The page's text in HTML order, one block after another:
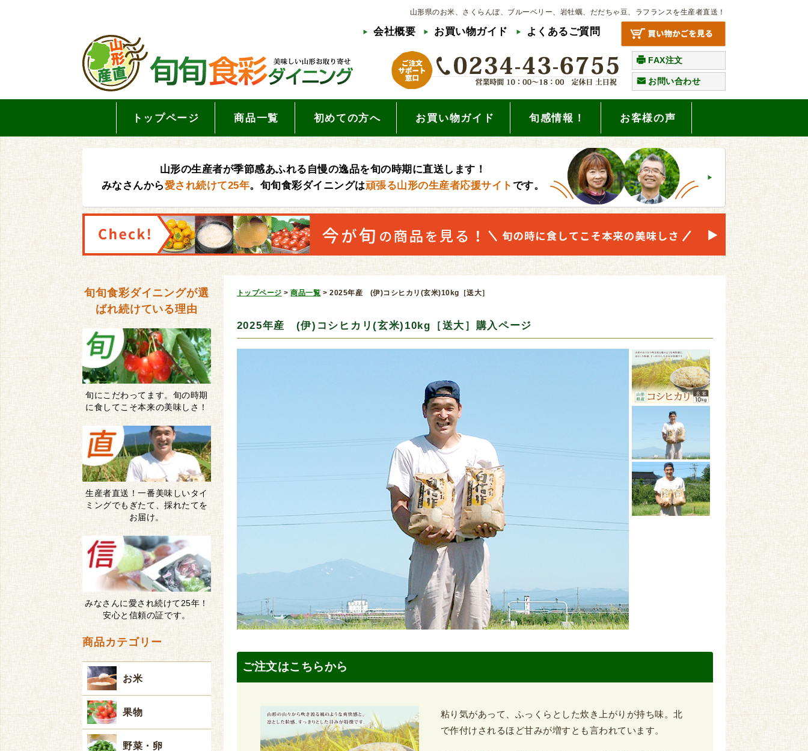
山形県のお米、さくらんぼ、ブルーベリー、岩牡蠣、だだちゃ豆、ラフランスを生産者直送！
会社概要 お買い物ガイド よくあるご質問
FAX注文
お問い合わせ
トップページ 商品一覧 初めての方へ お買い物ガイド 旬感情報！ お客様の声
山形の生産者が季節感あふれる自慢の逸品を旬の時期に直送します！
みなさんから愛され続けて25年。旬旬食彩ダイニングは頑張る山形の生産者応援サイト です。
トップページ >商品一覧 > 2025年産 (伊)コシヒカリ(玄米)10kg［送大］
2025年産 (伊)コシヒカリ(玄米)10kg［送大］購入ページ
ご注文はこちらから
粘り気があって、ふっくらとした炊き上がりが持ち味。北
で作付けされるほど甘みが増すとも言われています。
旬旬食彩ダイニングが選
ばれ続けている理由
旬にこだわってます。旬の時期
に食してこそ本来の美味しさ！
生産者直送！一番美味しいタイ
ミングでもぎたて、採れたてを
お届け。
みなさんに愛され続けて25年！
安心と信頼の証です。
商品カテゴリー
お米
果物
野菜・卵